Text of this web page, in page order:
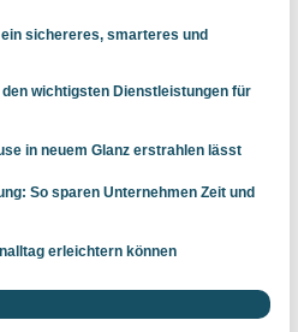
sichereres, smarteres und
wichtigsten Dienstleistungen für
in neuem Glanz erstrahlen lässt
So sparen Unternehmen Zeit und
erleichtern können